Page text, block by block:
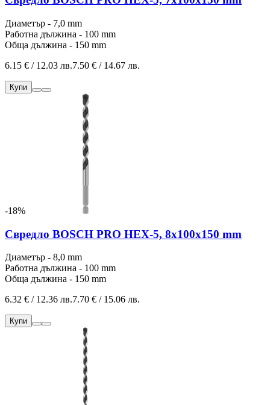
Диаметър - 7,0 mm
Работна дължина - 100 mm
Обща дължина - 150 mm
6.15 € / 12.03 лв.7.50 € / 14.67 лв.
Купи
-18%
Свредло BOSCH PRO HEX-5, 8x100x150 mm
Диаметър - 8,0 mm
Работна дължина - 100 mm
Обща дължина - 150 mm
6.32 € / 12.36 лв.7.70 € / 15.06 лв.
Купи